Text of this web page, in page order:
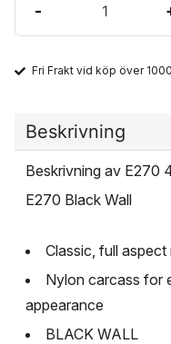
-
Fri Frakt vid köp över
Beskrivning
Beskrivning av E270
E270 Black Wall
Classic, full
Nylon carcass for
appearance
BLACK WALL